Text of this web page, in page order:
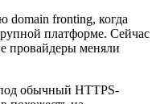
domain fronting, когда
платформе. Сейчас
провайдеры меняли
обычный HTTPS-